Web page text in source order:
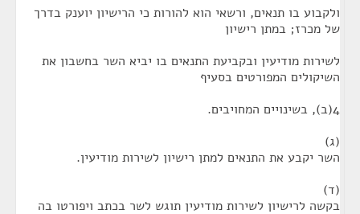
ולקבוע בו תנאים, ורשאי הוא להורות כי הרישיון יוענק בדרך
של מכרז; במתן רישיון
לשירות מודיעין ובקביעת התנאים בו יביא השר בחשבון את
השיקולים המפורטים בסעיף
4(ב), בשינויים המחויבים.
(ג)
השר יקבע את התנאים למתן רישיון לשירות מודיעין.
(ד)
בקשה לרישיון לשירות מודיעין תוגש לשר בכתב ויפורטו בה